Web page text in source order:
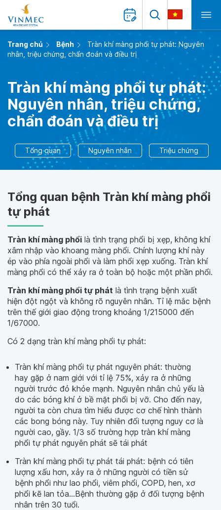
Trang chủ Bệnh
Tràn khí màng phổi tự phát: Nguyên
nhân, triệu chứng, chẩn đoán và điều trị
Tràn khí màng phổi tự phát:
Nguyên nhân, triệu chứng,
chẩn đoán và điều trị
Tổng quan Nguyên nhân Triệu chứng
Tổng quan bệnh Tràn khí màng phổi
tự phát
Tràn khí màng phổi là tình trạng phổi bị xẹp, không khí
xâm nhập vào khoang màng phổi. Chính lượng khí này
ép vào phía ngoài phổi và làm phổi xẹp xuống. Tràn khí
màng phổi có thể xảy ra ở toàn bộ hoặc một phần phổi.
Tràn khí màng phổi tự phát là tình trạng bệnh xuất
hiện đột ngột và không rõ nguyên nhân. Tỉ lệ mắc bệnh
trên thế giới giao động trong khoảng 1/215000 đến
1/67000.
Có 2 dạng tràn khí màng phổi tự phát:
Tràn khí màng phổi tự phát nguyên phát: thường
hay gặp ở nam giới với tỉ lệ 75%, xảy ra ở những
người trước đỏ khỏe mạnh. Nguyên nhân chủ yếu là
do các bóng khí ở bề mặt phổi bị vỡ. Cho đến nay,
người ta còn chưa tìm hiểu được cơ chế hình thành
các bong bóng này. Tuy nhiên đối tượng nguy cơ là
người cao, gầy. 1/3 số trường hợp tràn khí màng
phổi tự phát nguyên phát sẽ tái phát
Tràn khí màng phổi tự phát tái phát: bệnh có tiên
lượng xấu hơn, xảy ra ở những người có tiền sử
bệnh phổi như lao phổi, viêm phổi, COPD, hen, xơ
phổi kẽ lan tỏa...Bệnh thường gặp ở đối tượng bệnh
nhân trên 30 tuổi.